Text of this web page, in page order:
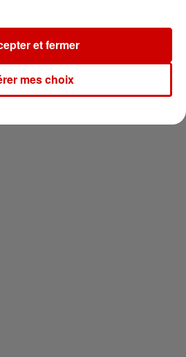
mes choix
et fermer